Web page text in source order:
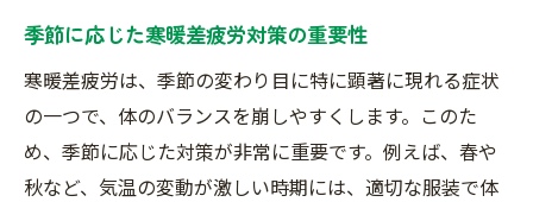
接骨院施術がもたらす日常の快適さ
健康的な毎日を支える習慣づくり
接骨院でのサポートがもたらす安心感
施術を継続することの重要性
季節に応じた寒暖差疲労対策の重要性
寒暖差疲労は、季節の変わり目に特に顕著に現れる症状
の一つで、体のバランスを崩しやすくします。このた
め、季節に応じた対策が非常に重要です。例えば、春や
秋など、気温の変動が激しい時期には、適切な服装で体